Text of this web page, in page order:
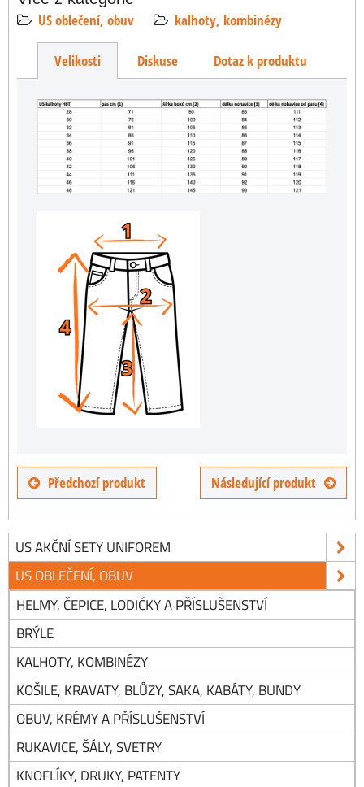
US oblečení, obuv
kalhoty, kombinézy
Velikosti Diskuse Dotaz k produktu
Předchozí produkt Následující produkt
US AKČNÍ SETY UNIFOREM
US OBLEČENÍ, OBUV
HELMY, ČEPICE, LODIČKY A PŘÍSLUŠENSTVÍ
BRÝLE
KALHOTY, KOMBINÉZY
KOŠILE, KRAVATY, BLŮZY, SAKA, KABÁTY, BUNDY
OBUV, KRÉMY A PŘÍSLUŠENSTVÍ
RUKAVICE, ŠÁLY, SVETRY
KNOFLÍKY, DRUKY, PATENTY